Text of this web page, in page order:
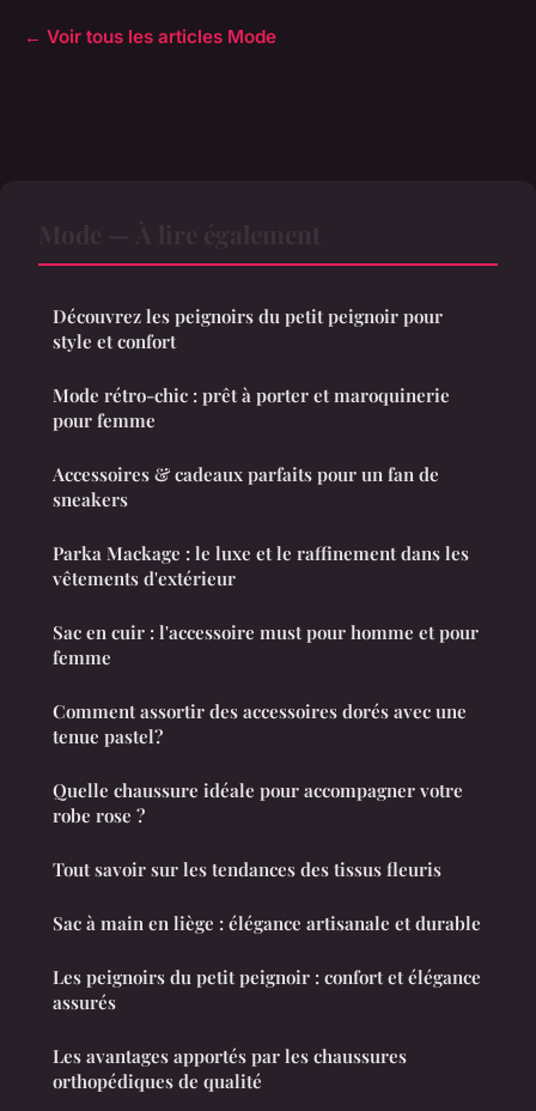
← Voir tous les articles Mode
Découvrez les peignoirs du petit peignoir pour
style et confort
Mode rétro-chic : prêt à porter et maroquinerie
pour femme
Accessoires & cadeaux parfaits pour un fan de
sneakers
Parka Mackage : le luxe et le raffinement dans les
vêtements d'extérieur
Sac en cuir : l'accessoire must pour homme et pour
femme
Comment assortir des accessoires dorés avec une
tenue pastel?
Quelle chaussure idéale pour accompagner votre
robe rose ?
Tout savoir sur les tendances des tissus fleuris
Sac à main en liège : élégance artisanale et durable
Les peignoirs du petit peignoir : confort et élégance
assurés
Les avantages apportés par les chaussures
orthopédiques de qualité